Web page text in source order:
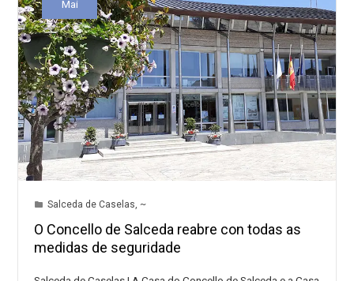
Mai
Salceda de Caselas, ~
O Concello de Salceda reabre con todas as
medidas de seguridade